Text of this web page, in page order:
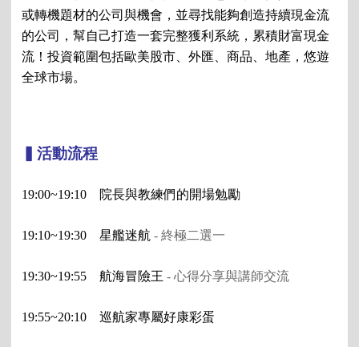
或轉機題材的公司與機會，並尋找能夠創造持續現金流
的公司，幫自己打造一套完整獲利系統，累積財富現金
流！投資範圍包括歐美股市、外匯、商品、地產，悠遊
全球市場。
▍活動流程
19:00~19:10　院長與教練們的開場勉勵
19:10~19:30　星艦迷航 - 終極二選一
19:30~19:55　航海冒險王 - 心得分享與講師交流
19:55~20:10　巡航家專屬好康彩蛋